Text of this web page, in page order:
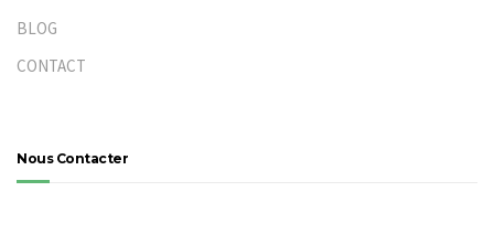
BLOG
CONTACT
Nous Contacter